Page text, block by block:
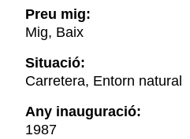
Preu mig:
Mig, Baix
Situació:
Carretera, Entorn natural
Any inauguració:
1987